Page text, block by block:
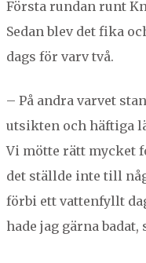
Förs­ta run­dan runt
Sedan blev det fika
dags för varv två.
– På andra varvet
utsik­ten och häfti­ga
Vi mötte rätt myck­et
det ställde inte till
för­bi ett vat­ten­fyllt
hade jag gär­na badat,